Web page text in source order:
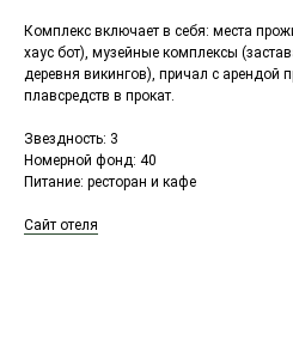
Комплекс включает в себя: места
хаус бот), музейные комплексы
деревня викингов), причал с арендой
плавсредств в прокат.
Звездность: 3
Номерной фонд: 40
Питание: ресторан и кафе
Сайт отеля